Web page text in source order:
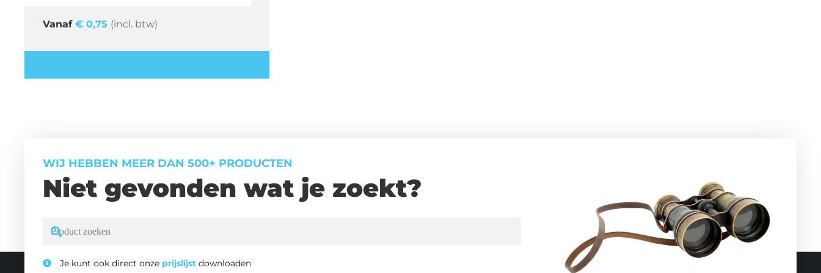
€ 0,75 (incl. btw)
WIJ HEBBEN MEER DAN 500+ PRODUCTEN
Niet gevonden wat je zoekt?
Je kunt ook direct onze prijslijst downloaden